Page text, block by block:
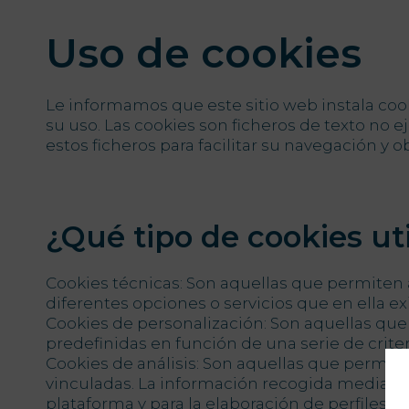
PT
EN
ES
Inicio
Habitaciones
Uso de cookies
Le informamos que este sitio web instala
su uso. Las cookies son ficheros de texto
estos ficheros para facilitar su navegación y
¿Qué tipo de cookies
Cookies técnicas: Son aquellas que
diferentes opciones o servicios que en ella
Cookies de personalización: Son aquellas
predefinidas en función de una serie de
Cookies de análisis: Son aquellas que
vinculadas. La información recogida
plataforma y para la elaboración de perfiles